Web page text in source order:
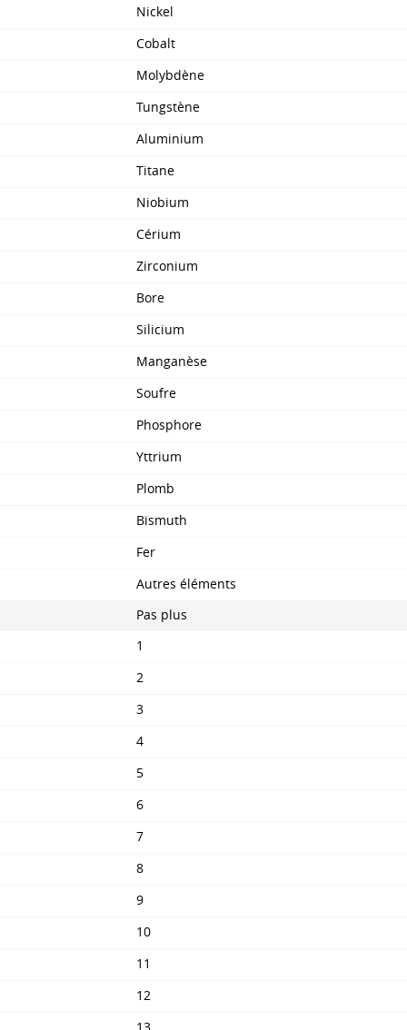
Nickel
Cobalt
Molybdène
Tungstène
Aluminium
Titane
Niobium
Cérium
Zirconium
Bore
Silicium
Manganèse
Soufre
Phosphore
Yttrium
Plomb
Bismuth
Fer
Autres éléments
Pas plus
1
2
3
4
5
6
7
8
9
10
11
12